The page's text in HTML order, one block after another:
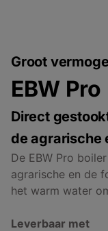
Groot
EBW Pro
Direct
de agrarische
De EBW Pro
agrarische en de
het warm water
Leverbaar met